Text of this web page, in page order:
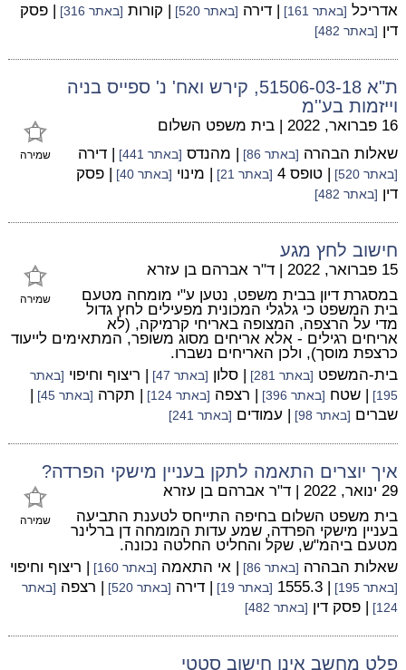
אדריכל [באתר 161] | דירה [באתר 520] | קורות [באתר 316]
| פסק
דין [באתר 482]
ת"א 51506-03-18, קירש ואח' נ' ספייס בניה
וייזמות בע''מ
שמירה
16 פברואר, 2022 | בית משפט השלום
שאלות הבהרה [באתר 86] | מהנדס [באתר 441] | דירה
[באתר 520] | טופס 4 [באתר 21] | מינוי [באתר 40]
| פסק
דין [באתר 482]
חישוב לחץ מגע
שמירה
15 פברואר, 2022 | ד"ר אברהם בן עזרא
במסגרת דיון בבית משפט, נטען ע"י מומחה מטעם
בית המשפט כי גלגלי המכונית מפעילים לחץ גדול
מדי על הרצפה, המצופה באריחי קרמיקה, (לא
אריחים רגילים - אלא אריחים מסוג משופר, המתאימים לייעוד
כרצפת מוסך), ולכן האריחים נשברו.
בית-המשפט [באתר 281] | סלון [באתר 47] | ריצוף וחיפוי [באתר
195]
| שטח [באתר 396] | רצפה [באתר 124] | תקרה [באתר 45]
|
שברים [באתר 98] | עמודים [באתר 241]
איך יוצרים התאמה לתקן בעניין מישקי הפרדה?
שמירה
29 ינואר, 2022 | ד"ר אברהם בן עזרא
בית משפט השלום בחיפה התייחס לטענת התביעה
בעניין מישקי הפרדה, שמע עדות המומחה דן ברלינר
מטעם ביהמ"ש, שקל והחליט החלטה נכונה.
שאלות הבהרה [באתר 86] | אי התאמה [באתר 160] | ריצוף וחיפוי
[באתר 195] | 1555.3 [באתר 19] | דירה [באתר 520] | רצפה [באתר
124]
| פסק דין [באתר 482]
פלט מחשב אינו חישוב סטטי